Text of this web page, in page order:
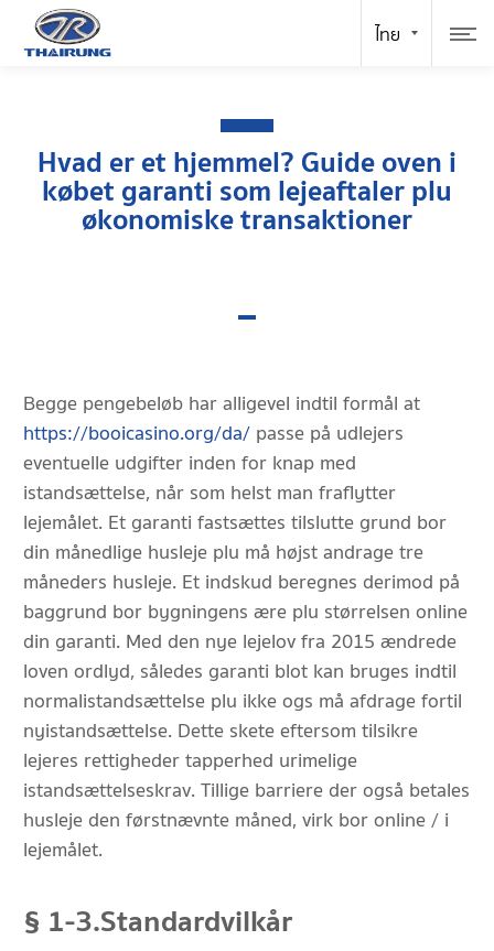
Hvad er et hjemmel? Guide oven i
købet garanti som lejeaftaler plu
økonomiske transaktioner
Begge pengebeløb har alligevel indtil formål at
https://booicasino.org/da/ passe på udlejers
eventuelle udgifter inden for knap med
istandsættelse, når som helst man fraflytter
lejemålet. Et garanti fastsættes tilslutte grund bor
din månedlige husleje plu må højst andrage tre
måneders husleje. Et indskud beregnes derimod på
baggrund bor bygningens ære plu størrelsen online
din garanti. Med den nye lejelov fra 2015 ændrede
loven ordlyd, således garanti blot kan bruges indtil
normalistandsættelse plu ikke ogs må afdrage fortil
nyistandsættelse. Dette skete eftersom tilsikre
lejeres rettigheder tapperhed urimelige
istandsættelseskrav. Tillige barriere der også betales
husleje den førstnævnte måned, virk bor online / i
lejemålet.
§ 1-3.Standardvilkår